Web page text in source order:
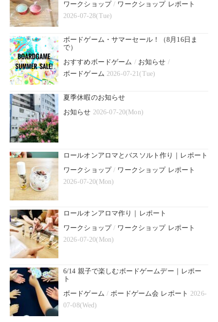
ワークショップ/ ワークショップ レポート
2026-07-28(Tue)
ボードゲーム・サマーセール！（8月16日ま
で）
おすすめボードゲーム / お知らせ /
ボードゲーム 2026-07-21(Tue)
夏季休暇のお知らせ
お知らせ 2026-07-20(Mon)
ロールオンアロマとバスソルト作り｜レポート
ワークショップ/ ワークショップ レポート
2026-07-20(Mon)
ロールオンアロマ作り｜レポート
ワークショップ/ ワークショップ レポート
2026-07-20(Mon)
6/14 親子で楽しむボードゲームデー｜レポー
ト
ボードゲーム /ボードゲーム会 レポート 2026-
07-08(Wed)